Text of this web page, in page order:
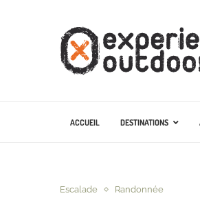
ACCUEIL DESTINATIONS
Escalade Randonnée